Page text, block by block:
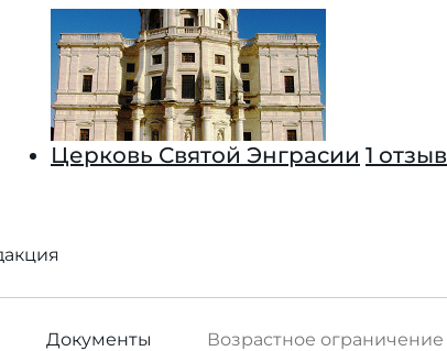
Церковь Святой Энграсии 1 отзыв
Возрастное ограничение
Документы